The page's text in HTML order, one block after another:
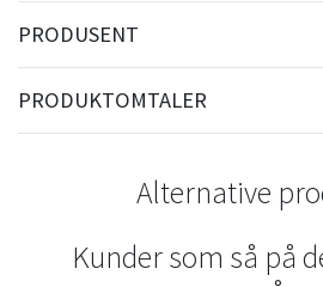
PRODUSENT
PRODUKTOMTALER
Alternative
Kunder som så på